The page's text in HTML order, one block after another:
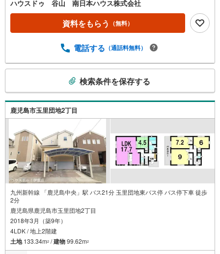
してもOK・平坦地・南向き・日当たり良好・2020年3月全
室クロス張替、エコキュート交換・2025年1月1階、3階洗
面台交換●主な周辺環境・谷山小学校まで徒歩10分（約750
徒歩10分（約800m）・タイヨー谷山駅前店まで徒歩8分
（約610m）・たわわタウン谷山まで徒歩9分（約660m）・
コープかごしま南谷山店まで徒歩10分（約780m）・鹿児島
銀行 谷山支店まで徒歩11分（約850m）・鹿児島生協病院
まで徒歩13分（約1000m）・コスモス西谷山店まで徒歩5分
（約350m）
ハウスドゥ 谷山 南日本ハウス株式会社
資料をもらう （無料）
電話する （通話料無料）
検
索
条
で
通
知
を
受
け
取
る
・
件
検索条件を保存する
鹿児島市玉里団地2丁目
九州新幹線 「鹿児島中央」駅 バス21分 玉里団地東バス停 バス停下車 徒歩
2分
鹿児島県鹿児島市玉里団地2丁目
2018年3月（築9年）
4LDK / 地上2階建
土地133.34m2 /建物99.62m2